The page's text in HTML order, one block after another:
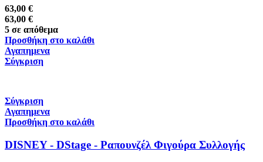
63,00 €
63,00 €
5 σε απόθεμα
Προσθήκη στο καλάθι
Αγαπημενα
Σύγκριση
Σύγκριση
Αγαπημενα
Προσθήκη στο καλάθι
DISNEY - DStage - Ραπουνζέλ Φιγούρα Συλλογής